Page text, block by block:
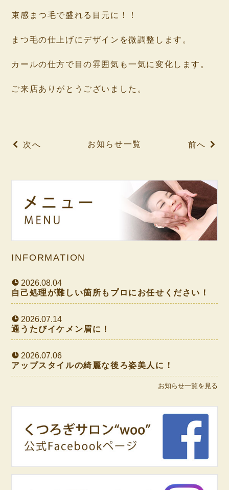
束感まつ毛で盛れる目元に！！
まつ毛の仕上げにデザインを微調整します。
カールの仕方で目の雰囲気も一気に変化します。
ご来店ありがとうございました。
次へ お知らせ一覧 前へ
INFORMATION
2026.08.04
自己処理が難しい箇所もプロにお任せください！
2026.07.14
通うたびイケメン眉に！
2026.07.06
アップスタイルの綺麗な後ろ姿美人に！
お知らせ一覧を見る